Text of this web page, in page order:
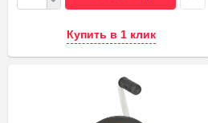
Купить в 1 клик